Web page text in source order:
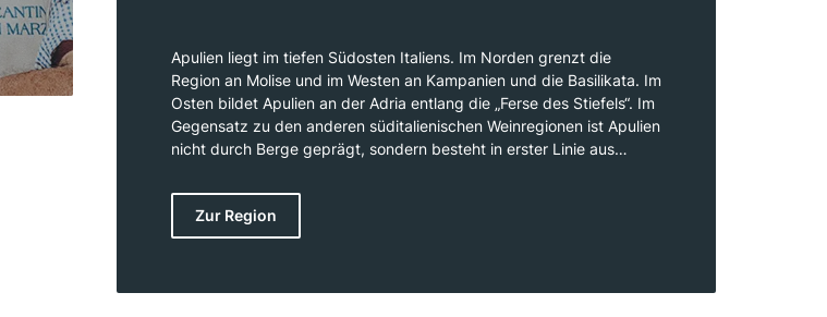
Apulien liegt im tiefen Südosten Italiens. Im Norden grenzt die
Region an Molise und im Westen an Kampanien und die Basilikata. Im
Osten bildet Apulien an der Adria entlang die „Ferse des Stiefels“. Im
Gegensatz zu den anderen süditalienischen Weinregionen ist Apulien
nicht durch Berge geprägt, sondern besteht in erster Linie aus
gepaart mit fruchtbaren Ebenen macht Apulien zu einem
hervorragenden Weinanbaugebiet. Somit ist es nicht verwunderlich,
dass Apulien gemeinsam mit Sizilien die mengenmäßig größte
Zur Region